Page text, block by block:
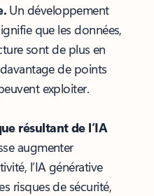
Un développement
que les données,
sont de plus en
de points
exploiter.
résultant de l’IA
augmenter
l’IA générative
risques de sécurité,